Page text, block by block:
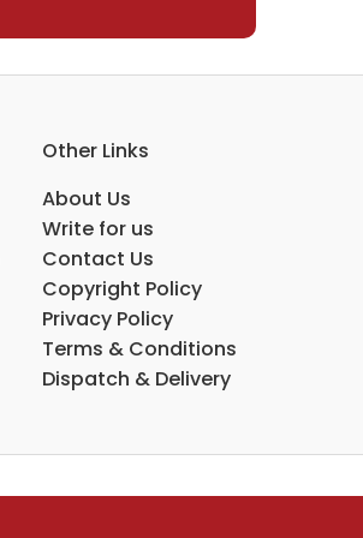
Other Links
About Us
Write for us
Contact Us
Copyright Policy
Privacy Policy
Terms & Conditions
Dispatch & Delivery